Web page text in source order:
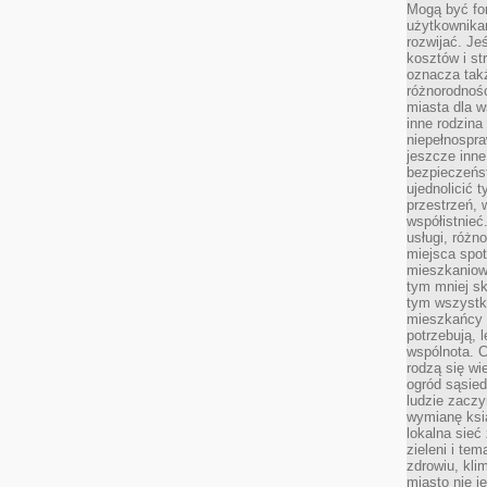
Mogą być
rozwijać.
kosztów i
oznacza
miasta dla
inne
jeszcze
ujednolicić
przestrzeń,
usługi,
miejsca
tym mniej
tym
potrzebują,
wspólnota.
rodzą się
ogród
ludzie
wymianę
lokalna sieć
zieleni i
zdrowiu,
miasto nie